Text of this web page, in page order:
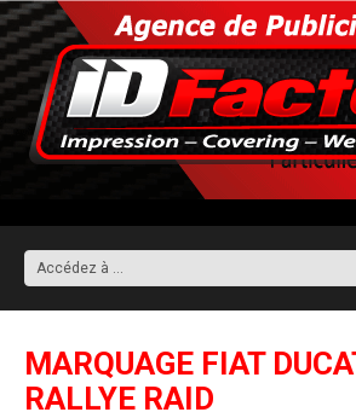
MARQUAGE FIAT
RALLYE RAID